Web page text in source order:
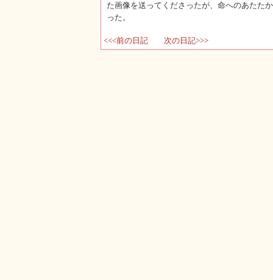
た画像を送ってくださったが、命へのあたた
った。
<<<前の日記 次の日記>>>